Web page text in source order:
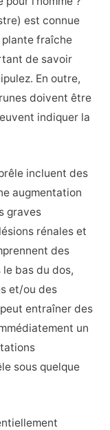
est connue
plante fraîche
de savoir
En outre,
doivent être
indiquer la
incluent des
augmentation
graves
rénales et
des
bas du dos,
et/ou des
entraîner des
un
sous quelque